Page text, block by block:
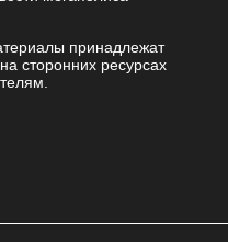
принадлежат
сторонних ресурсах